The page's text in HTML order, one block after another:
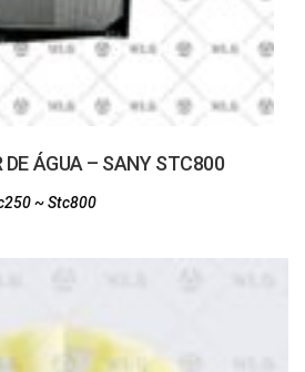
ÁGUA – SANY STC800
~ Stc800